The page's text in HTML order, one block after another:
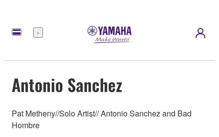
Menu
Antonio Sanchez
Pat Metheny//Solo Artist// Antonio Sanchez and Bad
Hombre